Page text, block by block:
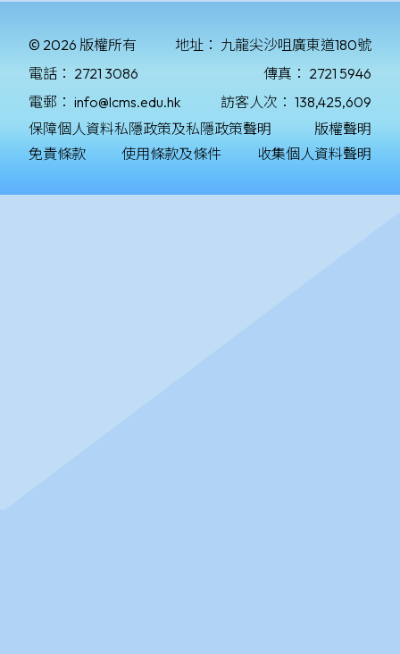
© 2026 版權所有 地址： 九龍尖沙咀廣東道180號
電話： 2721 3086 傳真： 2721 5946
電郵： info@lcms.edu.hk 訪客人次： 138,425,609
保障個人資料私隱政策及私隱政策聲明
版權聲明
免責條款
使用條款及條件 收集個人資料聲明